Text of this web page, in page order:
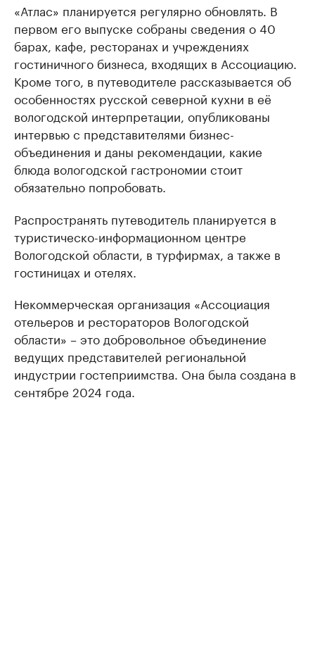
«Атлас» планируется регулярно обновлять. В
первом его выпуске собраны сведения о 40
барах, кафе, ресторанах и учреждениях
гостиничного бизнеса, входящих в Ассоциацию.
Кроме того, в путеводителе рассказывается об
особенностях русской северной кухни в её
вологодской интерпретации, опубликованы
интервью с представителями бизнес-
объединения и даны рекомендации, какие
блюда вологодской гастрономии стоит
обязательно попробовать.
Распространять путеводитель планируется в
туристическо-информационном центре
Вологодской области, в турфирмах, а также в
гостиницах и отелях.
Некоммерческая организация «Ассоциация
отельеров и рестораторов Вологодской
области» – это добровольное объединение
ведущих представителей региональной
индустрии гостеприимства. Она была создана в
сентябре 2024 года.